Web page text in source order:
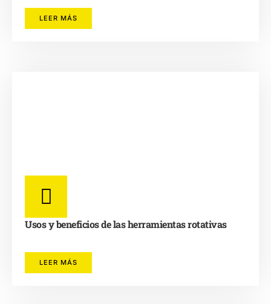
LEER MÁS
Usos y beneficios de las herramientas rotativas
LEER MÁS